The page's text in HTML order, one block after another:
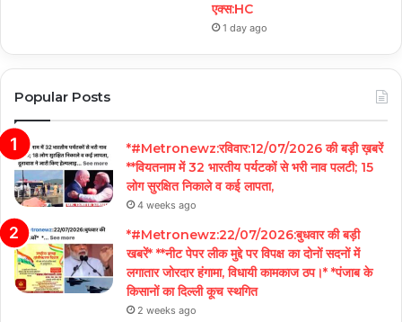
एक्स:HC
1 day ago
Popular Posts
*#Metronewz:रविवार:12/07/2026 की बड़ी ख़बरें
**वियतनाम में 32 भारतीय पर्यटकों से भरी नाव पलटी; 15
लोग सुरक्षित निकाले व कई लापता,
4 weeks ago
*#Metronewz:22/07/2026:बुधवार की बड़ी
खबरें* **नीट पेपर लीक मुद्दे पर विपक्ष का दोनों सदनों में
लगातार जोरदार हंगामा, विधायी कामकाज ठप।* *पंजाब के
किसानों का दिल्ली कूच स्थगित
2 weeks ago